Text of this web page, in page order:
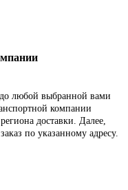
любой выбранной вами
компании
доставки. Далее,
по указанному адресу.